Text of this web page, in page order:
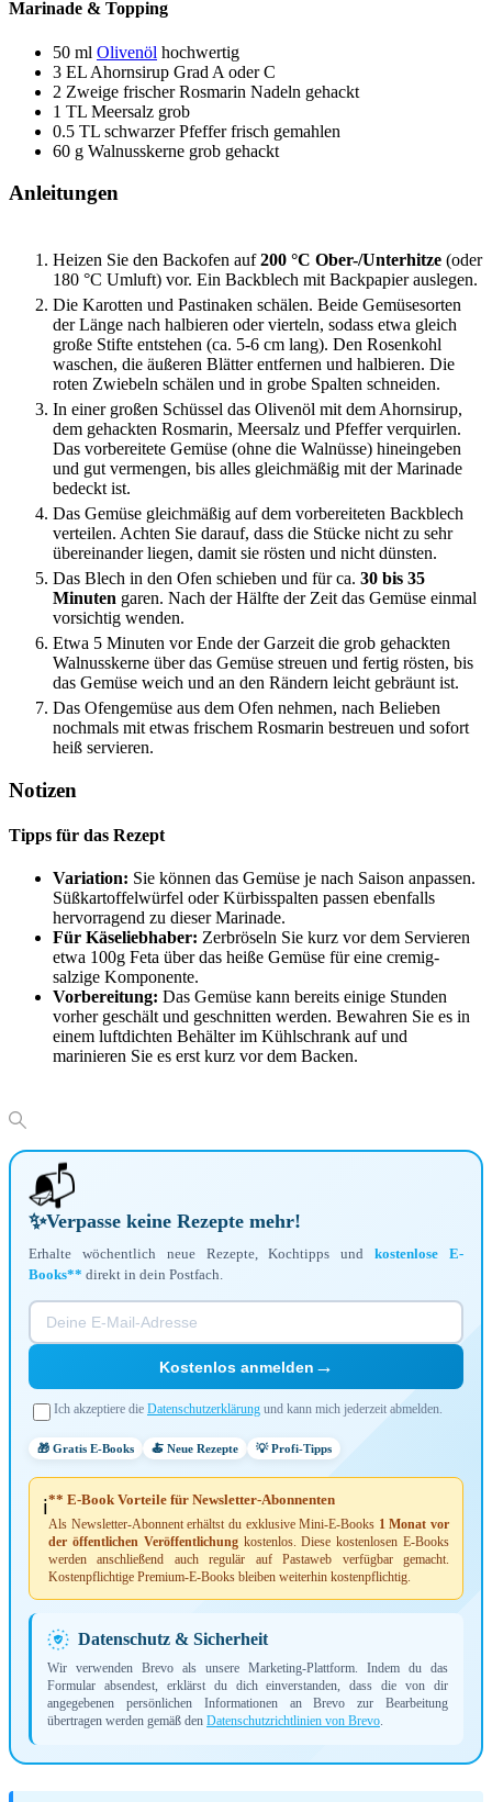
Marinade & Topping
50 ml Olivenöl hochwertig
3 EL Ahornsirup Grad A oder C
2 Zweige frischer Rosmarin Nadeln gehackt
1 TL Meersalz grob
0.5 TL schwarzer Pfeffer frisch gemahlen
60 g Walnusskerne grob gehackt
Anleitungen
Heizen Sie den Backofen auf200 °C Ober-/Unterhitze (oder
180 °C Umluft) vor. Ein Backblech mit Backpapier auslegen.
Die Karotten und Pastinaken schälen. Beide Gemüsesorten
der Länge nach halbieren oder vierteln, sodass etwa gleich
große Stifte entstehen (ca. 5-6 cm lang). Den Rosenkohl
waschen, die äußeren Blätter entfernen und halbieren. Die
roten Zwiebeln schälen und in grobe Spalten schneiden.
In einer großen Schüssel das Olivenöl mit dem Ahornsirup,
dem gehackten Rosmarin, Meersalz und Pfeffer verquirlen.
Das vorbereitete Gemüse (ohne die Walnüsse) hineingeben
und gut vermengen, bis alles gleichmäßig mit der Marinade
bedeckt ist.
Das Gemüse gleichmäßig auf dem vorbereiteten Backblech
verteilen. Achten Sie darauf, dass die Stücke nicht zu sehr
übereinander liegen, damit sie rösten und nicht dünsten.
Das Blech in den Ofen schieben und für ca. 30 bis 35
Minuten garen. Nach der Hälfte der Zeit das Gemüse einmal
vorsichtig wenden.
Etwa 5 Minuten vor Ende der Garzeit die grob gehackten
Walnusskerne über das Gemüse streuen und fertig rösten, bis
das Gemüse weich und an den Rändern leicht gebräunt ist.
Das Ofengemüse aus dem Ofen nehmen, nach Belieben
nochmals mit etwas frischem Rosmarin bestreuen und sofort
heiß servieren.
Notizen
Tipps für das Rezept
Variation: Sie können das Gemüse je nach Saison anpassen.
Süßkartoffelwürfel oder Kürbisspalten passen ebenfalls
hervorragend zu dieser Marinade.
Für Käseliebhaber: Zerbröseln Sie kurz vor dem Servieren
etwa 100g Feta über das heiße Gemüse für eine cremig-
salzige Komponente.
Vorbereitung: Das Gemüse kann bereits einige Stunden
vorher geschält und geschnitten werden. Bewahren Sie es in
einem luftdichten Behälter im Kühlschrank auf und
marinieren Sie es erst kurz vor dem Backen.
📬
✨Verpasse keine Rezepte mehr!
Erhalte wöchentlich neue Rezepte, Kochtipps undkostenlose E-
Books** direkt in dein Postfach.
Kostenlos anmelden →
Ich akzeptiere die Datenschutzerklärung und kann mich jederzeit abmelden.
🎁 Gratis E-Books 🍝 Neue Rezepte 💡 Profi-Tipps
ℹ️** E-Book Vorteile für Newsletter-Abonnenten
Als Newsletter-Abonnent erhältst du exklusive Mini-E-Books 1 Monat vor
der öffentlichen Veröffentlichungkostenlos. Diese kostenlosen E-Books
werden anschließend auch regulär auf Pastaweb verfügbar gemacht.
Kostenpflichtige Premium-E-Books bleiben weiterhin kostenpflichtig.
Datenschutz & Sicherheit
Wir verwenden Brevo als unsere Marketing-Plattform. Indem du das
Formular absendest, erklärst du dich einverstanden, dass die von dir
angegebenen persönlichen Informationen an Brevo zur Bearbeitung
übertragen werden gemäß den Datenschutzrichtlinien von Brevo.